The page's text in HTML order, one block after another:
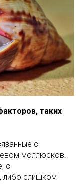
таких
с
моллюсков.
с
либо слишком